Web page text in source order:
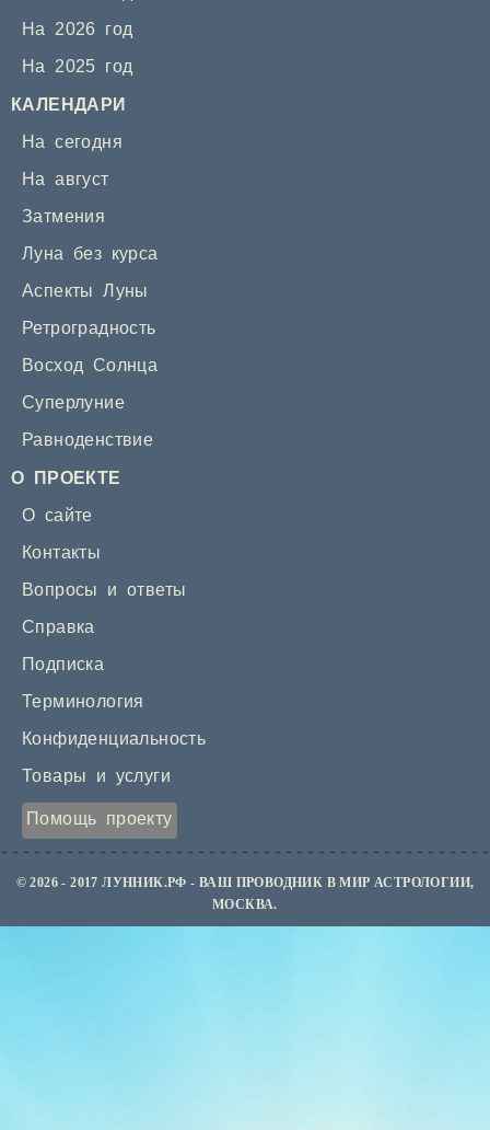
На 2026 год
На 2025 год
КАЛЕНДАРИ
На сегодня
На август
Затмения
Луна без курса
Аспекты Луны
Ретроградность
Восход Солнца
Суперлуние
Равноденствие
О ПРОЕКТЕ
О сайте
Контакты
Вопросы и ответы
Справка
Подписка
Терминология
Конфиденциальность
Товары и услуги
Помощь проекту
© 2026 - 2017 ЛУННИК.РФ - ВАШ ПРОВОДНИК В МИР АСТРОЛОГИИ,
МОСКВА.